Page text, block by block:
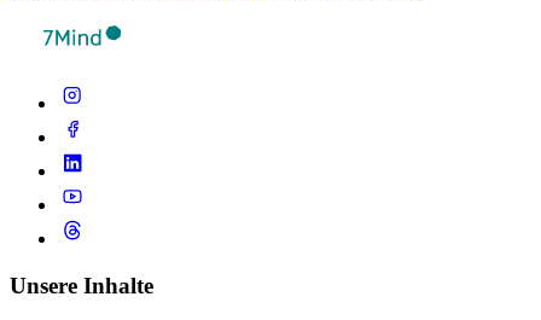
Unsere Inhalte